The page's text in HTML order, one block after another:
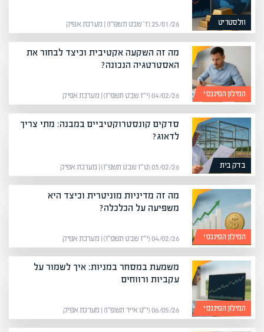
וולסטריט 25/01/26 (ז׳ שבט תשפ״ו) | מערכת אפיק
המילון הפיננסי
מה זה השקעה אקטיבית וכיצד לבחור את
האסטרטגיה הנכונה?
04/02/26 (י״ז שבט תשפ״ו) | מערכת אפיק
בדק בית
סדקים קונסטרוקטיביים במבנה: מתי צריך
לדאוג?
03/02/26 (ט״ז שבט תשפ״ו) | מערכת אפיק
המילון הפיננסי
מה זה מדיניות מוניטרית וכיצד היא
משפיעה על הכלכלה?
04/02/26 (י״ז שבט תשפ״ו) | מערכת אפיק
המילון הפיננסי
משמעת במסחר במניות: איך לשמור על
עקביות ורווחים
06/05/26 (י״ט אייר תשפ״ו) | מערכת אפיק